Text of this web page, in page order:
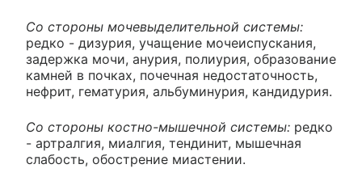
Со стороны мочевыделительной системы:
редко - дизурия, учащение мочеиспускания,
задержка мочи, анурия, полиурия, образование
камней в почках, почечная недостаточность,
нефрит, гематурия, альбуминурия, кандидурия.
Со стороны костно-мышечной системы: редко
- артралгия, миалгия, тендинит, мышечная
слабость, обострение миастении.